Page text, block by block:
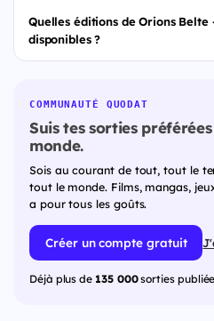
Quelles éditions de Orions Belte
disponibles ?
COMMUNAUTÉ QUODAT
Suis tes sorties
monde.
Sois au courant de tout, tout le
tout le monde. Films, mangas,
a pour tous les goûts.
Créer un compte gratuit
Déjà plus de 135 000sorties